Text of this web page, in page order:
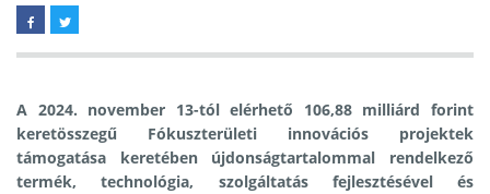
A 2024. november 13-tól elérhető 106,88 milliárd forint
keretösszegű Fókuszterületi innovációs projektek
támogatása keretében újdonságtartalommal rendelkező
termék, technológia, szolgáltatás fejlesztésével és